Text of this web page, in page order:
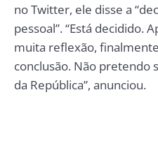
no Twitter, ele disse a
pessoal”. “Está decidido.
muita reflexão,
conclusão. Não pretendo
da República”, anunciou.